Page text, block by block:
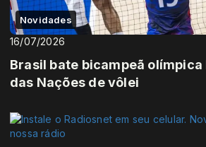
Novidades
16/07/2026
Brasil bate bicampeã olímpica
das Nações de vôlei